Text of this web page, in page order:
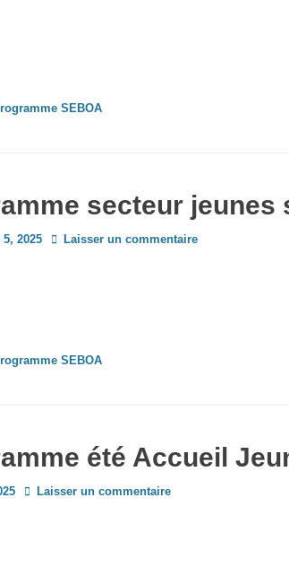
SEBOA
secteur jeunes
2025 Laisser un commentaire
SEBOA
été Accueil
Laisser un commentaire